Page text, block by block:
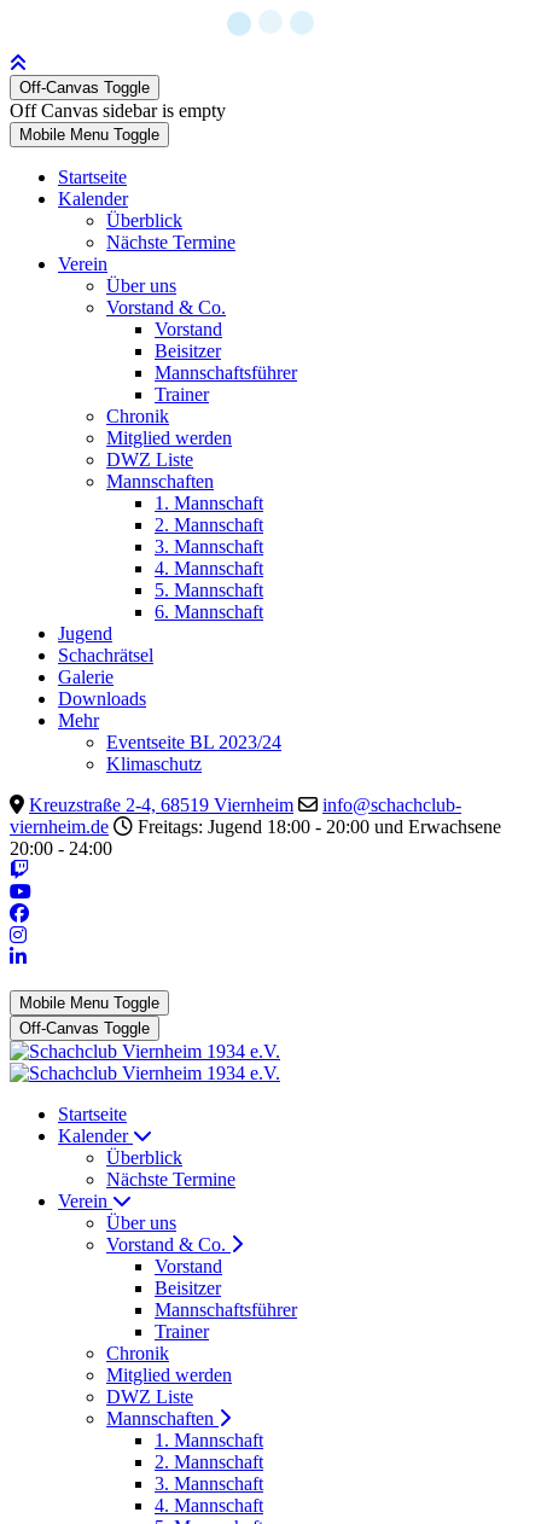
Off-Canvas Toggle
Off Canvas sidebar is empty
Mobile Menu Toggle
Startseite
Kalender
Überblick
Nächste Termine
Verein
Über uns
Vorstand & Co.
Vorstand
Beisitzer
Mannschaftsführer
Trainer
Chronik
Mitglied werden
DWZ Liste
Mannschaften
1. Mannschaft
2. Mannschaft
3. Mannschaft
4. Mannschaft
5. Mannschaft
6. Mannschaft
Jugend
Schachrätsel
Galerie
Downloads
Mehr
Eventseite BL 2023/24
Klimaschutz
Kreuzstraße 2-4, 68519 Viernheim
info@schachclub-
viernheim.de
Freitags: Jugend 18:00 - 20:00 und Erwachsene
20:00 - 24:00
Mobile Menu Toggle
Off-Canvas Toggle
Startseite
Kalender
Überblick
Nächste Termine
Verein
Über uns
Vorstand & Co.
Vorstand
Beisitzer
Mannschaftsführer
Trainer
Chronik
Mitglied werden
DWZ Liste
Mannschaften
1. Mannschaft
2. Mannschaft
3. Mannschaft
4. Mannschaft